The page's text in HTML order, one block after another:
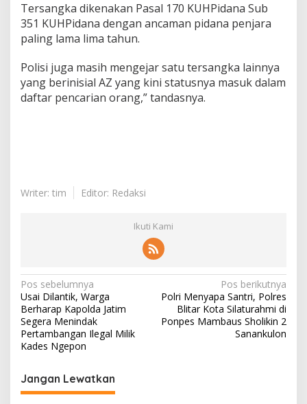
Tersangka dikenakan Pasal 170 KUHPidana Sub
351 KUHPidana dengan ancaman pidana penjara
paling lama lima tahun.
Polisi juga masih mengejar satu tersangka lainnya
yang berinisial AZ yang kini statusnya masuk dalam
daftar pencarian orang,” tandasnya.
Writer: tim Editor: Redaksi
Ikuti Kami
N
a
v
i
a
Pos sebelumnya
Usai Dilantik, Warga
Berharap Kapolda Jatim
Segera Menindak
Pertambangan Ilegal Milik
Kades Ngepon
Pos berikutnya
Polri Menyapa Santri, Polres
Blitar Kota Silaturahmi di
Ponpes Mambaus Sholikin 2
Sanankulon
Jangan Lewatkan